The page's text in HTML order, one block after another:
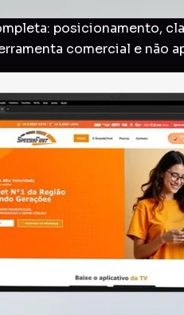
posicionamento,
comercial e não